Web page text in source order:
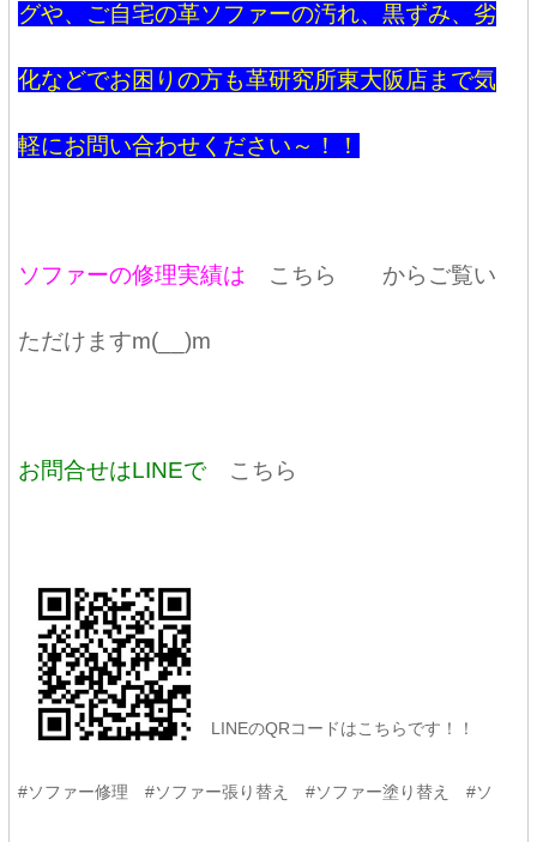
グや、ご自宅の革ソファーの汚れ、黒ずみ、劣
化などでお困りの方も革研究所東大阪店まで気
軽にお問い合わせください～！！
ソファーの修理実績は こちら からご覧い
ただけますm(__)m
お問合せはLINEで こちら
LINEのQRコードはこちらです！！
#ソファー修理 #ソファー張り替え #ソファー塗り替え #ソ